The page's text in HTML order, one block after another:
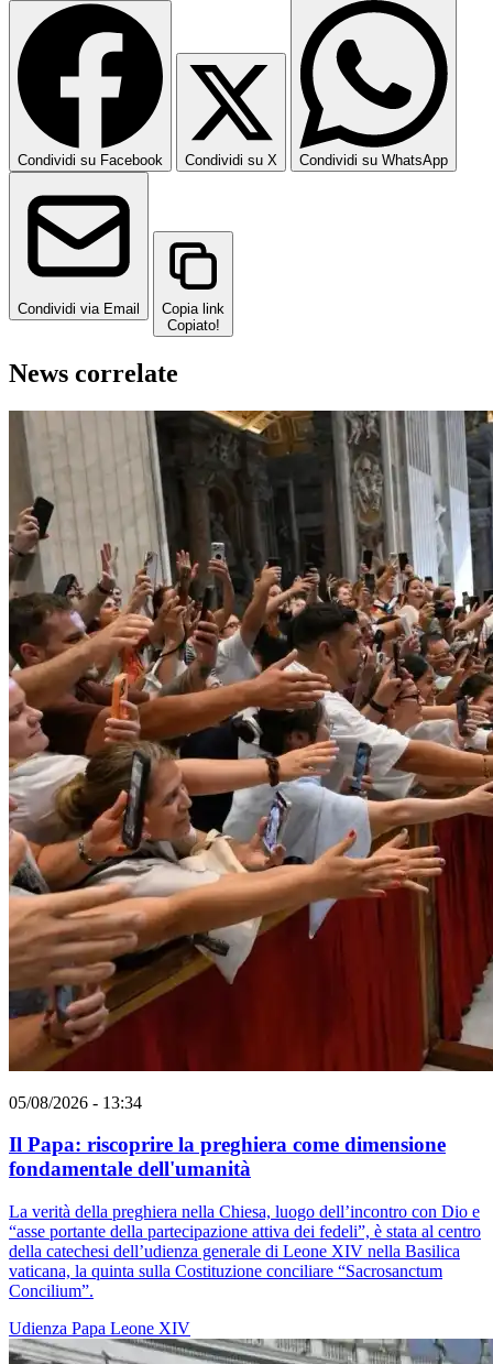
Condividi su Facebook Condividi su X Condividi su WhatsApp
Condividi via Email
Copia link
Copiato!
News correlate
05/08/2026 - 13:34
Il Papa: riscoprire la preghiera come dimensione
fondamentale dell'umanità
La verità della preghiera nella Chiesa, luogo dell’incontro con Dio e
“asse portante della partecipazione attiva dei fedeli”, è stata al centro
della catechesi dell’udienza generale di Leone XIV nella Basilica
vaticana, la quinta sulla Costituzione conciliare “Sacrosanctum
Concilium”.
Udienza Papa Leone XIV